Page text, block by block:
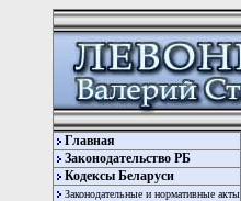
Главная
Законодательство РБ
Кодексы Беларуси
Законодательные и нормативные акты